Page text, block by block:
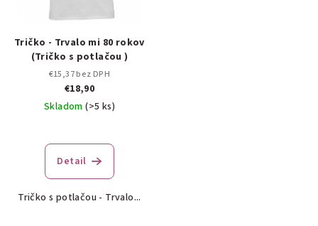
Tričko - Trvalo mi 80 rokov
(Tričko s potlačou )
€15,37 bez DPH
€18,90
Skladom(>5 ks)
Detail
Tričko s potlačou - Trvalo...